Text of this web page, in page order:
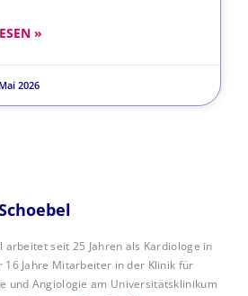
arbeitet seit 25 Jahren als Kardiologe in
16 Jahre Mitarbeiter in der Klinik für
und Angiologie am Universitätsklinikum
»
2026